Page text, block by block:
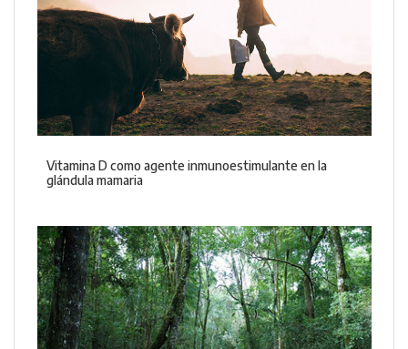
Vitamina D como agente inmunoestimulante en la
glándula mamaria